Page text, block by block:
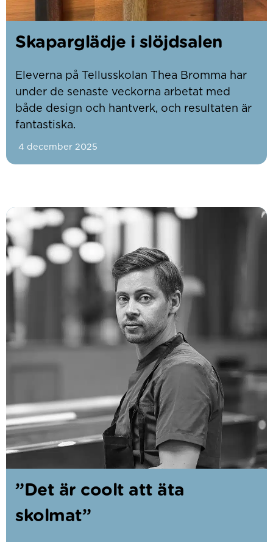
Skaparglädje i slöjdsalen
Eleverna på Tellusskolan Thea Bromma har
under de senaste veckorna arbetat med
både design och hantverk, och resultaten är
fantastiska.
4 december 2025
”Det är coolt att äta
skolmat”